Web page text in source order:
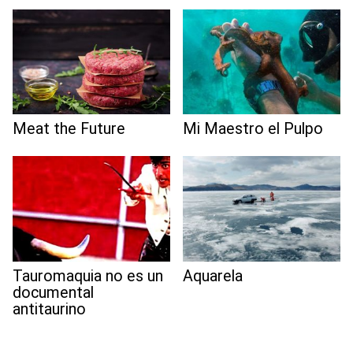
Meat the Future Mi Maestro el Pulpo
Tauromaquia no es un
documental
antitaurino
Aquarela